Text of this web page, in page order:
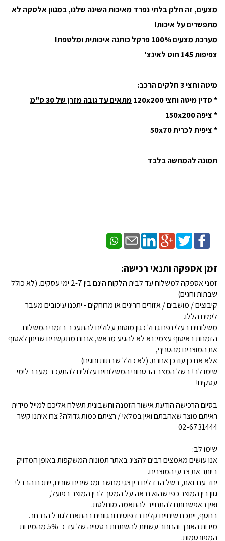
מצעים, זה חלק בלתי נפרד מאיכות השינה שלנו, במגוון אלסקה לא
מתפשרים על איכות!
מערכת מצעים 100% פרקל כותנה איכותית ומלטפת!
צפיפות 145 חוט לאינצ'
מיטה וחצי 3 חלקים הרכב:
* סדין מיטה וחצי 120x200
מתאים עד גובה מזרן של 30 ס"מ
* ציפה 150x200
* ציפית לכרית 50x70
תמונה להמחשה בלבד
זמן אספקה ותנאי רכישה:
זמני אספקה למשלוח עד לבית הלקוח הינם בין 2-7 ימי עסקים. (לא כולל
שבתות וחגים)
קיבוצים / מושבים / אזורים חריגים או מרוחקים - יתכנו עיכובים מעבר
לימים הללו.
משלוחים בעלי נפח גדול כגון מוטות עלולים להתעכב בזמני המשלוח.
הזמנות באיסוף עצמי: נא לא להגיע מראש, אנחנו מתקשרים שניתן לאסוף
את המוצרים מהסניף,
אלא אם כן עודכן אחרת. (לא כולל שבתות וחגים)
שימו לב! בשל המצב הבטחוני המשלוחים עלולים להתעכב מעבר לימי
עסקים!
בסיום הרכישה הודעת אישור הזמנה וחשבונית תשלח אליכם למייל מידית
ראיתם מוצר שאהבתם ואין במלאי / רציתם כמות גדולה? צרו איתנו קשר
02-6731444
שימו לב:
אנו עושים מאמצים רבים להציג באתר תמונות המשקפות באופן המדויק
ביותר את צבעי המוצרים.
יחד עם זאת, בשל הבדלים בין צגי מחשב ומכשירים שונים, ייתכנו הבדלי
גוון בין המוצר כפי שהוא נראה על המסך לבין המוצר בפועל,
ואין באפשרותנו להתחייב להתאמה מוחלטת.
בנוסף, ייתכנו שינויים קלים בדפוסים ובגוונים בהתאם לגודל הנבחר.
מידות האורך והרוחב עשויות להשתנות בסטייה של עד כ-5% מהמידות
המפורסמות.